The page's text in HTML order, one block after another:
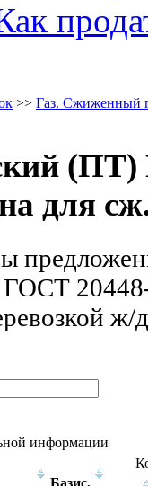
>> Газ. Сжиженный
для
ГОСТ
ж/
информации
Базис,